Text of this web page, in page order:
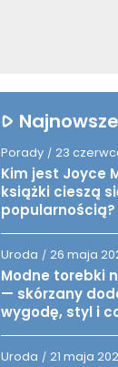
Najnowsze
Porady / 23
Kim jest Joyce
książki cieszą
popularnością?
Uroda / 26 maja
Modne torebki
— skórzany
wygodę, styl i
Uroda / 21 maja